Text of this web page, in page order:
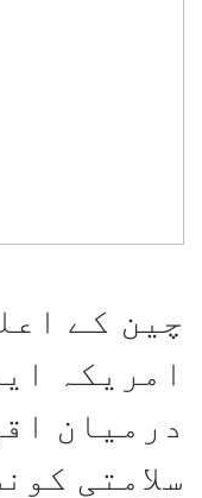
چین کے
امریکہ
درمیان
سلامتی